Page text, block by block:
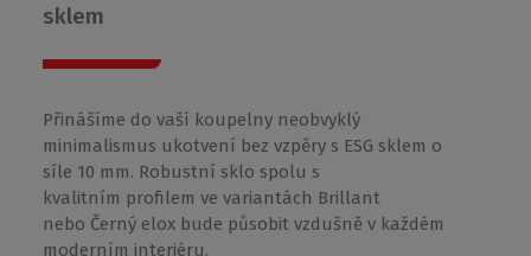
sklem
Přinášíme do vaší koupelny neobvyklý
minimalismus ukotvení bez vzpěry s ESG sklem o
síle 10 mm. Robustní sklo spolu s
kvalitním profilem ve variantách Brillant
nebo Černý elox bude působit vzdušně v každém
moderním interiéru.